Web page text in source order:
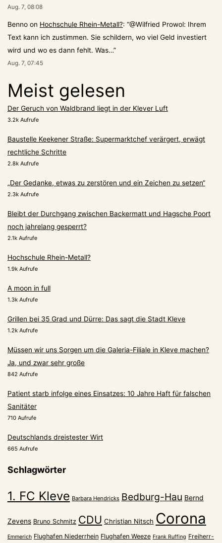
Aug. 7, 08:08
Benno on Hochschule Rhein-Metall?: “@Wilfried Prowol: Ihrem
Text kann ich zustimmen. Sie schildern, wo viel Geld investiert
wird und wo es dann fehlt. Was…”
Aug. 7, 07:45
Meist gelesen
Der Geruch von Waldbrand liegt in der Klever Luft
3.2k Aufrufe
Baustelle Keekener Straße: Supermarktchef verärgert, erwägt
rechtliche Schritte
2.8k Aufrufe
„Der Gedanke, etwas zu zerstören und ein Zeichen zu setzen“
2.3k Aufrufe
Bleibt der Durchgang zwischen Backermatt und Hagsche Poort
noch jahrelang gesperrt?
2.1k Aufrufe
Hochschule Rhein-Metall?
1.9k Aufrufe
A moon in full
1.3k Aufrufe
Grillen bei 35 Grad und Dürre: Das sagt die Stadt Kleve
1.2k Aufrufe
Müssen wir uns Sorgen um die Galeria-Filiale in Kleve machen?
Ja, und zwar sehr große
842 Aufrufe
Patient starb infolge eines Einsatzes: 10 Jahre Haft für falschen
Sanitäter
710 Aufrufe
Deutschlands dreistester Wirt
665 Aufrufe
Schlagwörter
1. FC Kleve Barbara Hendricks Bedburg-Hau Bernd
Zevens Bruno Schmitz CDU Christian Nitsch Corona
Emmerich Flughafen Niederrhein Flughafen Weeze Frank Ruffing Freiherr-